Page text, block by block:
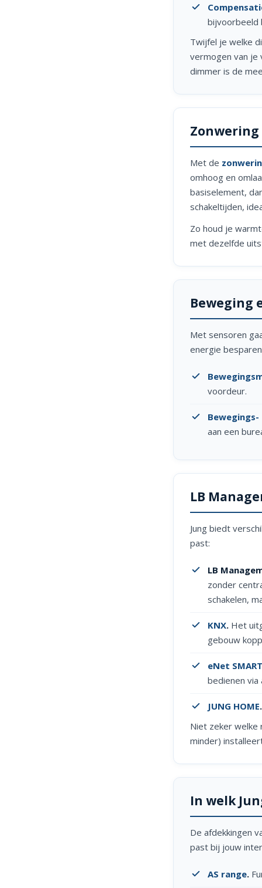
bijvoorbeeld
Twijfel je welke
vermogen van je
dimmer is de
Met de
omhoog en
basiselement,
schakeltijden,
Zo houd je
met dezelfde
Beweging
Met sensoren
energie
voordeur.
aan een
LB
Jung biedt
past:
LB
zonder
schakelen,
KNX. Het
gebouw
eNet
bedienen via
JUNG HOME.
Niet zeker welke
minder)
In welk
De afdekkingen
past bij jouw
AS range.